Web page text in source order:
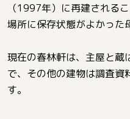
（1997年）に再建される
場所に保存状態がよかった
現在の春林軒は、主屋と蔵
で、その他の建物は調査資
す。